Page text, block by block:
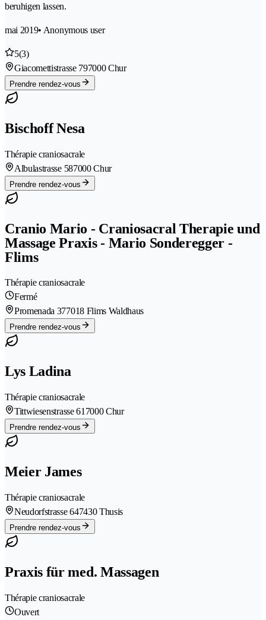
beruhigen lassen.
mai 2019• Anonymous user
5(3)
Giacomettistrasse 797000 Chur
Prendre rendez-vous
Bischoff Nesa
Thérapie craniosacrale
Albulastrasse 587000 Chur
Prendre rendez-vous
Cranio Mario - Craniosacral Therapie und
Massage Praxis - Mario Sonderegger -
Flims
Thérapie craniosacrale
Fermé
Promenada 377018 Flims Waldhaus
Prendre rendez-vous
Lys Ladina
Thérapie craniosacrale
Tittwiesenstrasse 61 7000 Chur
Prendre rendez-vous
Meier James
Thérapie craniosacrale
Neudorfstrasse 647430 Thusis
Prendre rendez-vous
Praxis für med. Massagen
Thérapie craniosacrale
Ouvert